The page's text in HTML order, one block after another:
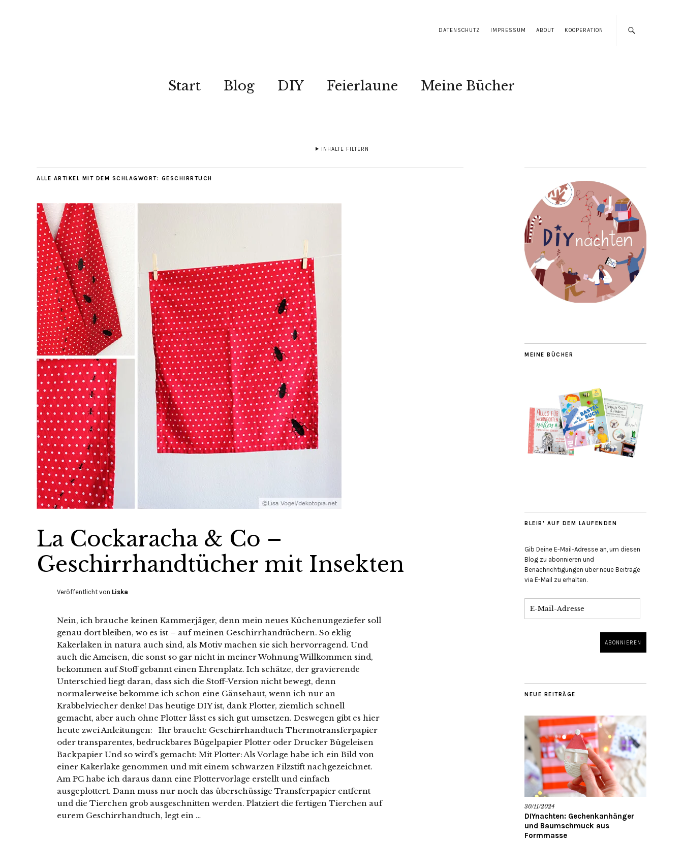
DATENSCHUTZ IMPRESSUM ABOUT KOOPERATION
Start Blog DIY Feierlaune Meine Bücher
INHALTE FILTERN
ALLE ARTIKEL MIT DEM SCHLAGWORT: GESCHIRRTUCH
La Cockaracha & Co –
Geschirrhandtücher mit Insekten
Veröffentlicht von Liska
Nein, ich brauche keinen Kammerjäger, denn mein neues Küchenungeziefer soll
genau dort bleiben, wo es ist – auf meinen Geschirrhandtüchern. So eklig
Kakerlaken in natura auch sind, als Motiv machen sie sich hervorragend. Und
auch die Ameisen, die sonst so gar nicht in meiner Wohnung Willkommen sind,
bekommen auf Stoff gebannt einen Ehrenplatz. Ich schätze, der gravierende
Unterschied liegt daran, dass sich die Stoff-Version nicht bewegt, denn
normalerweise bekomme ich schon eine Gänsehaut, wenn ich nur an
Krabbelviecher denke! Das heutige DIY ist, dank Plotter, ziemlich schnell
gemacht, aber auch ohne Plotter lässt es sich gut umsetzen. Deswegen gibt es hier
heute zwei Anleitungen: Ihr braucht: Geschirrhandtuch Thermotransferpapier
oder transparentes, bedruckbares Bügelpapier Plotter oder Drucker Bügeleisen
Backpapier Und so wird’s gemacht: Mit Plotter: Als Vorlage habe ich ein Bild von
einer Kakerlake genommen und mit einem schwarzen Filzstift nachgezeichnet.
Am PC habe ich daraus dann eine Plottervorlage erstellt und einfach
ausgeplottert. Dann muss nur noch das überschüssige Transferpapier entfernt
und die Tierchen grob ausgeschnitten werden. Platziert die fertigen Tierchen auf
eurem Geschirrhandtuch, legt ein …
MEINE BÜCHER
BLEIB' AUF DEM LAUFENDEN
Gib Deine E-Mail-Adresse an, um diesen
Blog zu abonnieren und
Benachrichtigungen über neue Beiträge
via E-Mail zu erhalten.
NEUE BEITRÄGE
30/11/2024
DIYnachten: Gechenkanhänger
und Baumschmuck aus
Formmasse